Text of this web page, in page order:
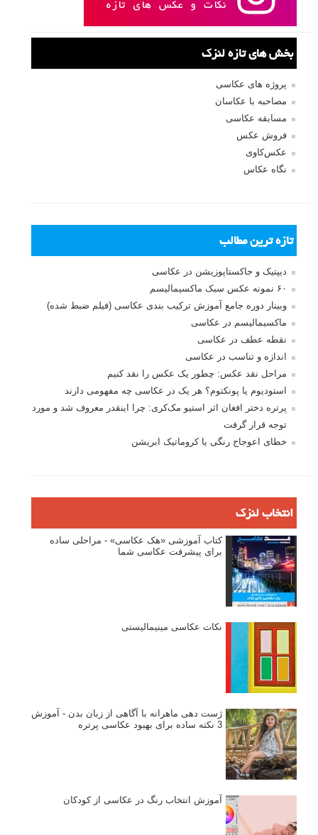
بخش های تازه لنزک
پروژه های عکاسی
مصاحبه با عکاسان
مسابقه عکاسی
فروش عکس
عکس‌کاوی
نگاه عکاس
تازه ترین مطالب
دیپتیک و جاکستا‌پوزیشن در عکاسی
۶۰ نمونه عکس سبک ماکسیمالیسم
وبینار دوره جامع آموزش ترکیب بندی عکاسی (فیلم ضبط شده)
ماکسیمالیسم در عکاسی
نقطه عطف در عکاسی
اندازه و تناسب در عکاسی
مراحل نقد عکس: چطور یک عکس را نقد کنیم
استودیوم یا پونکتوم؟ هر یک در عکاسی چه مفهومی دارند
پرتره دختر افغان اثر استیو مک‌کری: چرا اینقدر معروف شد و مورد
توجه قرار گرفت
خطای اعوجاج رنگی یا کروماتیک ابریشن
انتخاب لنزک
کتاب آموزشی «هک عکاسی» - مراحلی ساده
برای پیشرفت عکاسی شما
نکات عکاسی مینیمالیستی
ژست دهی ماهرانه با آگاهی از زبان بدن - آموزش
3 نکته ساده برای بهبود عکاسی پرتره
آموزش انتخاب رنگ در عکاسی از کودکان